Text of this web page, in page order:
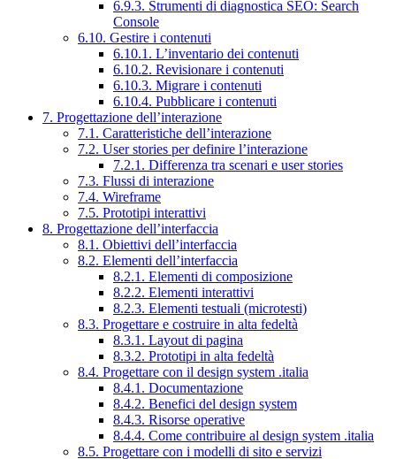
6.9.3. Strumenti di diagnostica SEO: Search
Console
6.10. Gestire i contenuti
6.10.1. L’inventario dei contenuti
6.10.2. Revisionare i contenuti
6.10.3. Migrare i contenuti
6.10.4. Pubblicare i contenuti
7. Progettazione dell’interazione
7.1. Caratteristiche dell’interazione
7.2. User stories per definire l’interazione
7.2.1. Differenza tra scenari e user stories
7.3. Flussi di interazione
7.4. Wireframe
7.5. Prototipi interattivi
8. Progettazione dell’interfaccia
8.1. Obiettivi dell’interfaccia
8.2. Elementi dell’interfaccia
8.2.1. Elementi di composizione
8.2.2. Elementi interattivi
8.2.3. Elementi testuali (microtesti)
8.3. Progettare e costruire in alta fedeltà
8.3.1. Layout di pagina
8.3.2. Prototipi in alta fedeltà
8.4. Progettare con il design system .italia
8.4.1. Documentazione
8.4.2. Benefici del design system
8.4.3. Risorse operative
8.4.4. Come contribuire al design system .italia
8.5. Progettare con i modelli di sito e servizi